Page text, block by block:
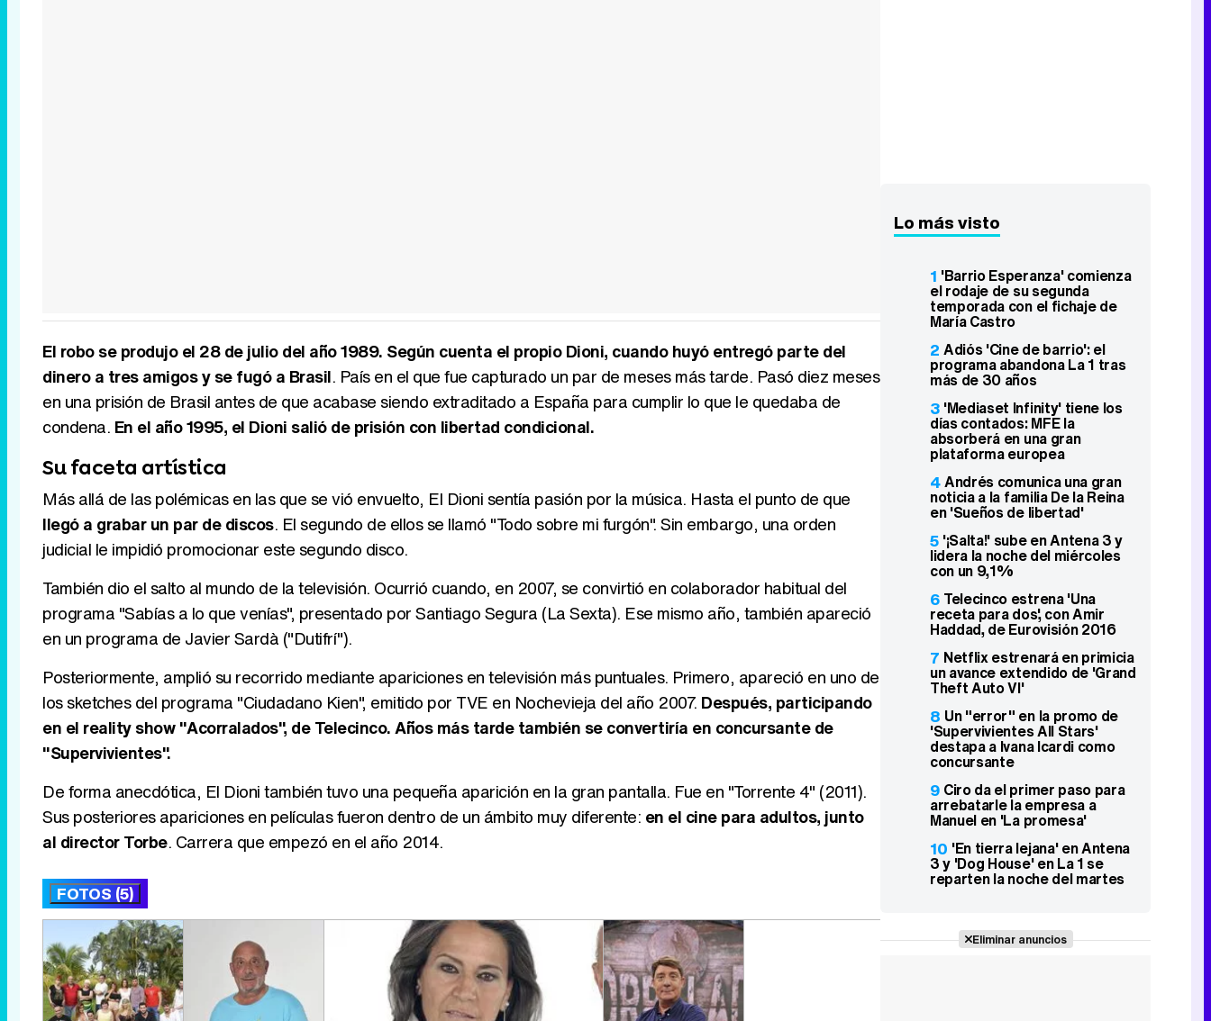
El robo se produjo el 28 de julio del año 1989. Según cuenta el propio Dioni, cuando huyó entregó parte del
dinero a tres amigos y se fugó a Brasil. País en el que fue capturado un par de meses más tarde. Pasó diez meses
en una prisión de Brasil antes de que acabase siendo extraditado a España para cumplir lo que le quedaba de
condena. En el año 1995, el Dioni salió de prisión con libertad condicional.
Su faceta artística
Más allá de las polémicas en las que se vió envuelto, El Dioni sentía pasión por la música. Hasta el punto de que
llegó a grabar un par de discos. El segundo de ellos se llamó "Todo sobre mi furgón". Sin embargo, una orden
judicial le impidió promocionar este segundo disco.
También dio el salto al mundo de la televisión. Ocurrió cuando, en 2007, se convirtió en colaborador habitual del
programa "Sabías a lo que venías", presentado por Santiago Segura (La Sexta). Ese mismo año, también apareció
en un programa de Javier Sardà ("Dutifrí").
Posteriormente, amplió su recorrido mediante apariciones en televisión más puntuales. Primero, apareció en uno de
los sketches del programa "Ciudadano Kien", emitido por TVE en Nochevieja del año 2007. Después, participando
en el reality show "Acorralados", de Telecinco. Años más tarde también se convertiría en concursante de
"Supervivientes".
De forma anecdótica, El Dioni también tuvo una pequeña aparición en la gran pantalla. Fue en "Torrente 4" (2011).
Sus posteriores apariciones en películas fueron dentro de un ámbito muy diferente: en el cine para adultos, junto
al director Torbe. Carrera que empezó en el año 2014.
FOTOS (5)
Lo más visto
1 'Barrio Esperanza' comienza
el rodaje de su segunda
temporada con el fichaje de
María Castro
2 Adiós 'Cine de barrio': el
programa abandona La 1 tras
más de 30 años
3 'Mediaset Infinity' tiene los
días contados: MFE la
absorberá en una gran
plataforma europea
4Andrés comunica una gran
noticia a la familia De la Reina
en 'Sueños de libertad'
5 '¡Salta!' sube en Antena 3 y
lidera la noche del miércoles
con un 9,1%
6 Telecinco estrena 'Una
receta para dos', con Amir
Haddad, de Eurovisión 2016
7 Netflix estrenará en primicia
un avance extendido de 'Grand
Theft Auto VI'
8 Un "error" en la promo de
'Supervivientes All Stars'
destapa a Ivana Icardi como
concursante
9 Ciro da el primer paso para
arrebatarle la empresa a
Manuel en 'La promesa'
10 'En tierra lejana' en Antena
3 y 'Dog House' en La 1 se
reparten la noche del martes
Eliminar anuncios